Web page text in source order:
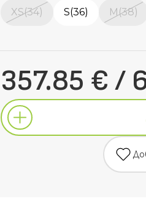
XS(34) S(36) M(38)
357.85 € /